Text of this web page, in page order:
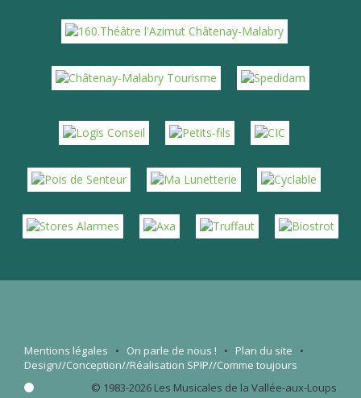
Mentions légales • On parle de nous ! • Plan du site
•
Design//Conception//Réalisation SPIP//Comme toujours
© 1983-2026 Les Musicales de la Vallée-aux-Loups